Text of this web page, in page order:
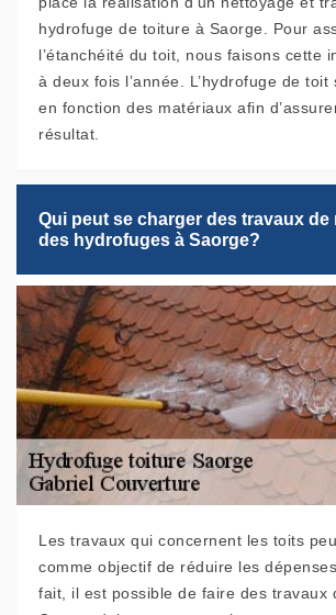
hydrofuge de toiture à Saorge. Pour
l’étanchéité du toit, nous faisons cette
à deux fois l’année. L’hydrofuge de
en fonction des matériaux afin
résultat.
Qui peut se charger des travaux de
des hydrofuges à Saorge?
Les travaux qui concernent les toits
comme objectif de réduire les
fait, il est possible de faire des travaux